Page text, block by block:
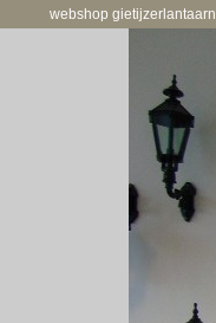
webshop gietijzerlantaarn